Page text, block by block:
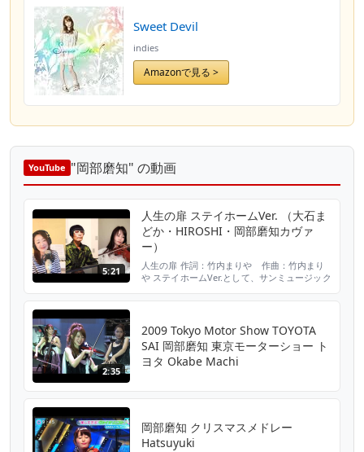
Sweet Devil
indies
Amazonで見る >
YouTube "岡部磨知" の動画
5:21
人生の扉 ステイホームVer. （大石ま
どか・HIROSHI・岡部磨知カヴァ
ー）
人生の扉 作詞：竹内まりや 作曲：竹内まり
や ステイホームVer.として、サンミュージック
「人生の扉」を、今回のカヴァー企画への賛同
により、ピアニスターHIROSHIと岡部磨知と
３人での共演が大石まどかのソロコンサート以
来実現した。 ...
2:35
2009 Tokyo Motor Show TOYOTA
SAI 岡部磨知 東京モーターショー ト
ヨタ Okabe Machi
岡部磨知 クリスマスメドレー
Hatsuyuki